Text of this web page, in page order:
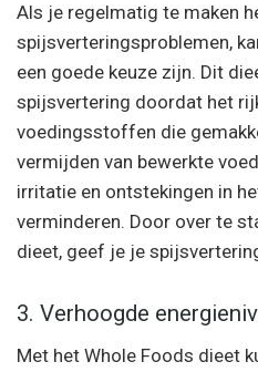
Als je regelmatig te maken
spijsverteringsproblemen,
een goede keuze zijn. Dit
spijsvertering doordat het
voedingsstoffen die
vermijden van bewerkte
irritatie en ontstekingen in
verminderen. Door over te
dieet, geef je je
3. Verhoogde
Met het Whole Foods dieet